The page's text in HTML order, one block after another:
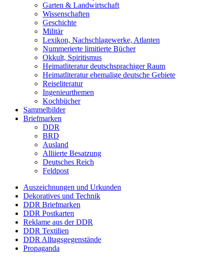
Garten & Landwirtschaft
Wissenschaften
Geschichte
Militär
Lexikon, Nachschlagewerke, Atlanten
Nummerierte limitierte Bücher
Okkult, Spiritismus
Heimatliteratur deutschsprachiger Raum
Heimatliteratur ehemalige deutsche Gebiete
Reiseliteratur
Ingenieurthemen
Kochbücher
Sammelbilder
Briefmarken
DDR
BRD
Ausland
Alliierte Besatzung
Deutsches Reich
Feldpost
Auszeichnungen und Urkunden
Dekoratives und Technik
DDR Briefmarken
DDR Postkarten
Reklame aus der DDR
DDR Textilien
DDR Alltagsgegenstände
Propaganda